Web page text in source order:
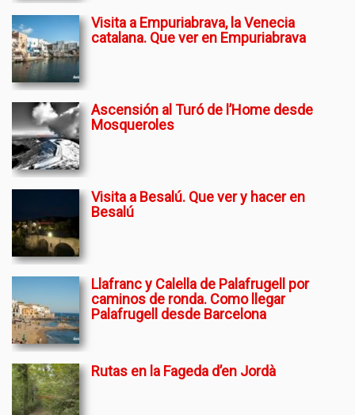
Visita a Empuriabrava, la Venecia
catalana. Que ver en Empuriabrava
Ascensión al Turó de l’Home desde
Mosqueroles
Visita a Besalú. Que ver y hacer en
Besalú
Llafranc y Calella de Palafrugell por
caminos de ronda. Como llegar
Palafrugell desde Barcelona
Rutas en la Fageda d’en Jordà